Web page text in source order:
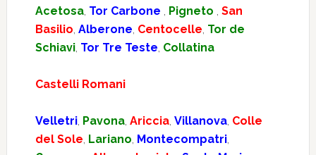
Acetosa, Tor Carbone , Pigneto , San
Basilio, Alberone, Centocelle, Tor de
Schiavi, Tor Tre Teste, Collatina
Castelli Romani
Velletri, Pavona, Ariccia, Villanova, Colle
del Sole, Lariano, Montecompatri,